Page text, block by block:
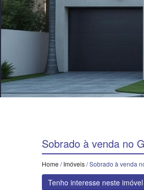
Sobrado à venda no
Home /Imóveis/ Sobrado à venda
Tenho interesse neste imóvel